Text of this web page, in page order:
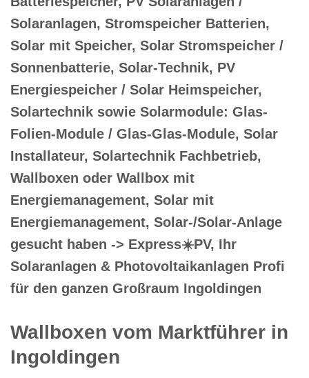
Solaranlagen, Stromspeicher Batterien,
Solar mit Speicher, Solar Stromspeicher /
Sonnenbatterie, Solar-Technik, PV
Energiespeicher / Solar Heimspeicher,
Solartechnik sowie Solarmodule: Glas-
Folien-Module / Glas-Glas-Module, Solar
Installateur, Solartechnik Fachbetrieb,
Wallboxen oder Wallbox mit
Energiemanagement, Solar mit
Energiemanagement, Solar-/Solar-Anlage
gesucht haben -> Express☀️PV️, Ihr
Solaranlagen & Photovoltaikanlagen Profi
für den ganzen Großraum Ingoldingen
Wallboxen vom Marktführer in
Ingoldingen